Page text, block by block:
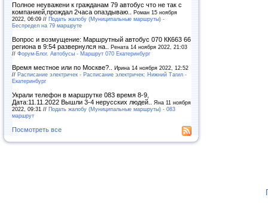
Полное неуважени к гражданам 79 автобус что не так с
компанией,прождал 2часа опаздываю.. Роман 15 ноября
2022, 06:09 // Подать жалобу (Муниципальные маршруты) -
Беспредел на 79 маршруте
Вопрос и возмущение: Маршрутный автобус 070 КК663 66
региона в 9:54 развернулся на.. Рената 14 ноября 2022, 21:03
// Форум-Блог. Автобусы - Маршрут 070 Екатеринбург
Время местное или по Москве?.. Ирина 14 ноября 2022, 12:52
// Расписание электричек - Расписание электричек: Нижний Тагил -
Екатеринбург
Украли телефон в маршрутке 083 время 8-9,
Дата:11.11.2022 Вышли 3-4 нерусских людей.. Яна 11 ноября
2022, 09:31 // Подать жалобу (Муниципальные маршруты) - 083
маршрут
Посмотреть все